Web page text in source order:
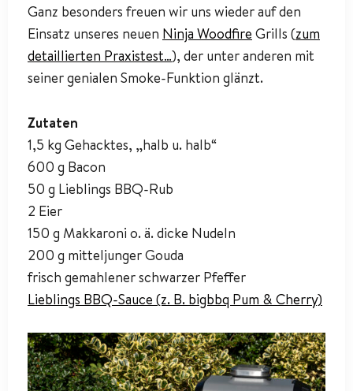
Ganz besonders freuen wir uns wieder auf den
Einsatz unseres neuen Ninja Woodfire Grills (zum
detaillierten Praxistest…), der unter anderen mit
seiner genialen Smoke-Funktion glänzt.
Zutaten
1,5 kg Gehacktes, „halb u. halb“
600 g Bacon
50 g Lieblings BBQ-Rub
2 Eier
150 g Makkaroni o. ä. dicke Nudeln
200 g mitteljunger Gouda
frisch gemahlener schwarzer Pfeffer
Lieblings BBQ-Sauce (z. B. bigbbq Pum & Cherry)